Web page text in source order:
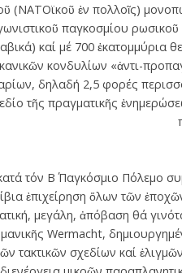
(ΝΑΤΟϊκοῦ ἐν πολλοῖς)
παγκοσμίου ρωσικοῦ
καί μέ 700 ἑκατομμύρια
κονδυλίων «ἀντι-
δηλαδή 2,5 φορές
τῆς πραγματικῆς
τόν Β΄ Παγκόσμιο Πόλεμο
ἐπιχείρηση ὅλων τῶν
μεγάλη, ἀπόβαση θά
Wermacht,
τακτικῶν σχεδίων καί